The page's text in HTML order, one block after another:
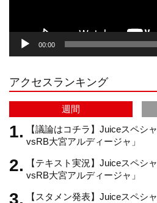
r
a
m
00:00
アクセスランキング
週間
【議論はコチラ】Juiceスペシ
vsRB大宮アルディージャ」
【テキスト実況】Juiceスペシ
vsRB大宮アルディージャ」
【スタメン発表】Juiceスペシ